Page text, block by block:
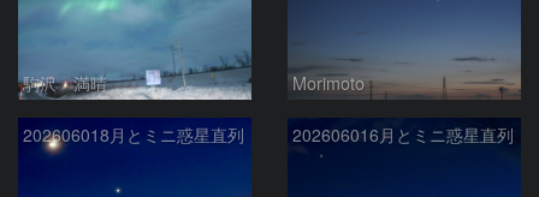
駒沢 満晴 Morimoto
202606018月とミニ惑星直列 202606016月とミニ惑星直列